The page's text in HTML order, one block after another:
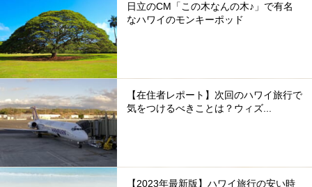
日立のCM「この木なんの木♪」で有名
なハワイのモンキーポッド
【在住者レポート】次回のハワイ旅行で
気をつけるべきことは？ウィズ...
【2023年最新版】ハワイ旅行の安い時